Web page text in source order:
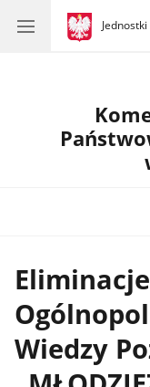
gov.pl
gov.pl
Wiedzy